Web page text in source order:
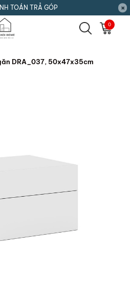
TOÁN TRẢ GÓP
0
DRA_037, 50x47x35cm